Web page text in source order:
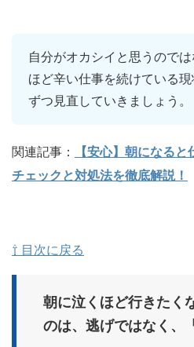
自分がオカシイと思うのでは
ほど辛い仕事を続けている
ずつ見直していきましょう。
関連記事：
【安心】朝になる
チェックと対処法を徹底解説！
⇧ 目次に戻る
朝に泣くほど行きたく
のは、逃げではなく、